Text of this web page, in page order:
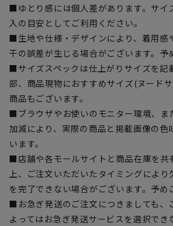
■ゆとり感には個人差があります。サイ
入の目安としてご利用ください。
■生地や仕様・デザインにより、着用感
干の誤差が生じる場合がございます。予
■サイズスペックは仕上がりサイズを記
部、商品現物におすすめサイズ(ヌード
商品もございます。
■ブラウザやお使いのモニター環境、ま
加減により、実際の商品と掲載画像の色
います。
■店舗や各モールサイトと商品在庫を共
上、ご注文いただいたタイミングにより
を完了できない場合がございます。予め
■お急ぎ発送のご注文につきましても、
よってはお急ぎ発送サービスを選択でき